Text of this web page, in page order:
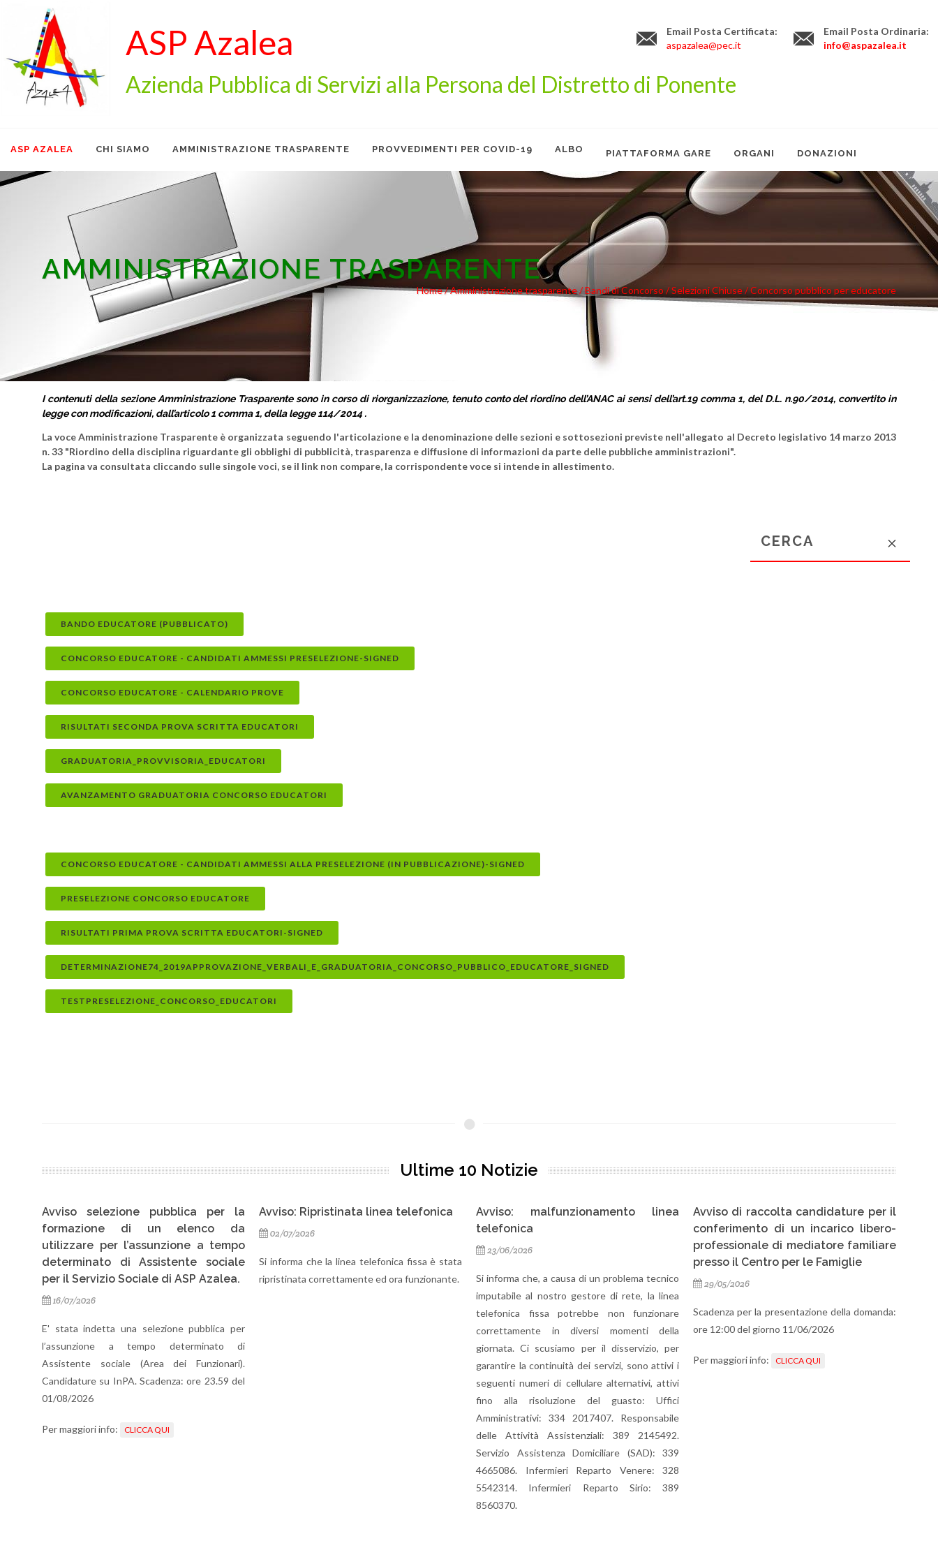
ASP Azalea
Azienda Pubblica di Servizi alla Persona del Distretto di Ponente
Email Posta Certificata:
aspazalea@pec.it
Email Posta Ordinaria:
info@aspazalea.it
ASP AZALEA CHI SIAMO AMMINISTRAZIONE TRASPARENTE PROVVEDIMENTI PER COVID-19 ALBO PIATTAFORMA GARE ORGANI DONAZIONI
AREA RISERVATA
AMMINISTRAZIONE TRASPARENTE
Home /Amministrazione trasparente/ Bandi di Concorso/ Selezioni Chiuse/ Concorso pubblico per educatore
I contenuti della sezione Amministrazione Trasparente sono in corso di riorganizzazione, tenuto conto del riordino dell’ANAC ai sensi dell’art.19 comma 1, del D.L. n.90/2014, convertito in
legge con modificazioni, dall’articolo 1 comma 1, della legge 114/2014 .
La voce Amministrazione Trasparente è organizzata seguendo l'articolazione e la denominazione delle sezioni e sottosezioni previste nell'allegato al Decreto legislativo 14 marzo 2013
n. 33 "Riordino della disciplina riguardante gli obblighi di pubblicità, trasparenza e diffusione di informazioni da parte delle pubbliche amministrazioni".
La pagina va consultata cliccando sulle singole voci, se il link non compare, la corrispondente voce si intende in allestimento.
BANDO EDUCATORE (PUBBLICATO)
CONCORSO EDUCATORE - CANDIDATI AMMESSI PRESELEZIONE-SIGNED
CONCORSO EDUCATORE - CALENDARIO PROVE
RISULTATI SECONDA PROVA SCRITTA EDUCATORI
GRADUATORIA_PROVVISORIA_EDUCATORI
AVANZAMENTO GRADUATORIA CONCORSO EDUCATORI
CONCORSO EDUCATORE - CANDIDATI AMMESSI ALLA PRESELEZIONE (IN PUBBLICAZIONE)-SIGNED
PRESELEZIONE CONCORSO EDUCATORE
RISULTATI PRIMA PROVA SCRITTA EDUCATORI-SIGNED
DETERMINAZIONE74_2019APPROVAZIONE_VERBALI_E_GRADUATORIA_CONCORSO_PUBBLICO_EDUCATORE_SIGNED
TESTPRESELEZIONE_CONCORSO_EDUCATORI
Ultime 10 Notizie
per la
da
a tempo
sociale
Azalea.
per
di
23.59 del
Avviso: Ripristinata linea telefonica
02/07/2026
Si informa che la linea telefonica fissa è stata
ripristinata correttamente ed ora funzionante.
Avviso: malfunzionamento linea
telefonica
Si informa che, a causa di un problema tecnico
imputabile al nostro gestore di rete, la linea
telefonica fissa potrebbe non funzionare
correttamente in diversi momenti della
giornata. Ci scusiamo per il disservizio, per
garantire la continuità dei servizi, sono attivi i
seguenti numeri di cellulare alternativi, attivi
fino alla risoluzione del guasto: Uffici
Amministrativi: 334 2017407. Responsabile
delle Attività Assistenziali: 389 2145492.
Servizio Assistenza Domiciliare (SAD): 339
4665086. Infermieri Reparto Venere: 328
5542314. Infermieri Reparto Sirio: 389
Avviso di raccolta candidature per il
conferimento di un incarico libero-
professionale di mediatore familiare
29/05/2026
Scadenza per la presentazione della domanda:
ore 12:00 del giorno 11/06/2026
Per maggiori info: CLICCA QUI
Concorso pubblico, per esami, per
l’assunzione a tempo pieno e
indeterminato di cinque Operatori
Socio Sanitari
11/05/2026
E' stata pubblicata la graduatoria finale del
concorso pubblico, per esami, per l’assunzione
Operatori Socio Sanitari.